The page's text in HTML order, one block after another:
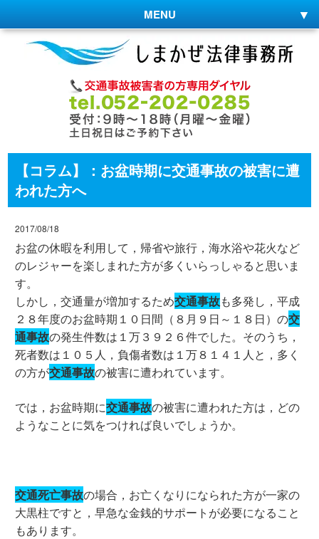
MENU
【コラム】：お盆時期に交通事故の被害に遭
われた方へ
2017/08/18
お盆の休暇を利用して，帰省や旅行，海水浴や花火など
のレジャーを楽しまれた方が多くいらっしゃると思いま
す。
しかし，交通量が増加するため交通事故も多発し，平成
２８年度のお盆時期１０日間（８月９日～１８日）の交
通事故の発生件数は１万３９２６件でした。そのうち，
死者数は１０５人，負傷者数は１万８１４１人と，多く
の方が交通事故の被害に遭われています。
では，お盆時期に交通事故の被害に遭われた方は，どの
ようなことに気をつければ良いでしょうか。
交通死亡事故の場合，お亡くなりになられた方が一家の
大黒柱ですと，早急な金銭的サポートが必要になること
もあります。